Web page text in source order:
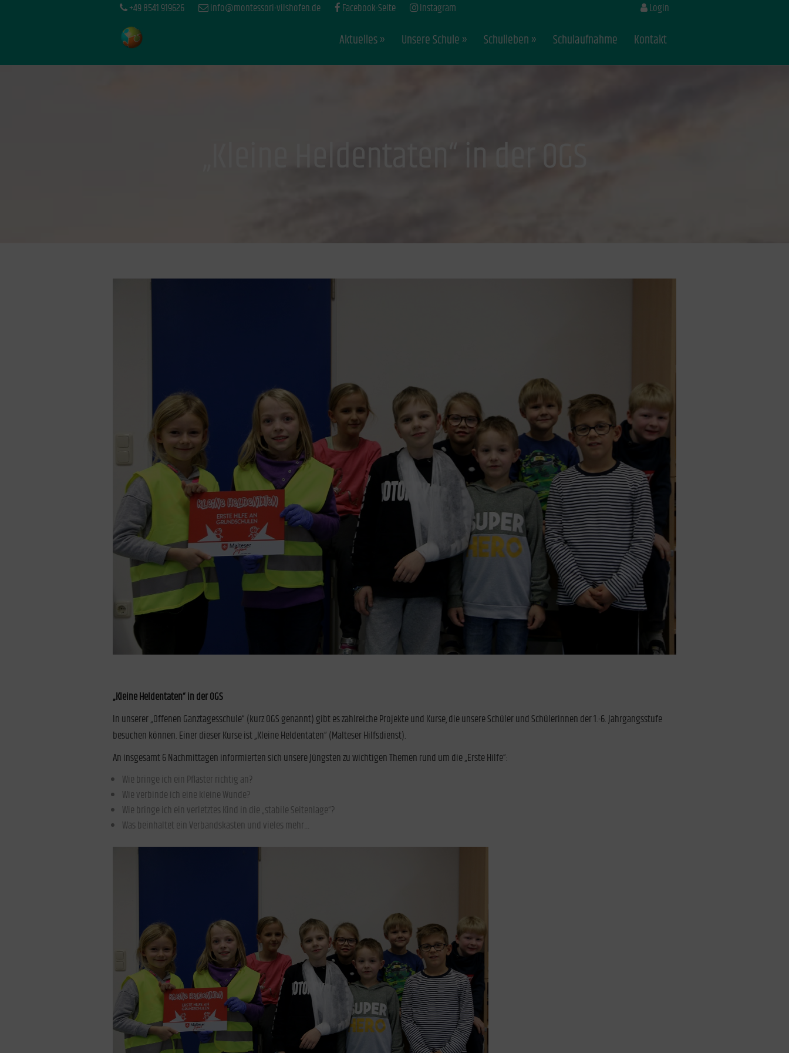
Login
+49 8541 919626 info@montessori-vilshofen.de Facebook-Seite Instagram
Aktuelles Unsere Schule Schulleben Schulaufnahme Kontakt
„Kleine Heldentaten“ in der OGS
„Kleine Heldentaten“ in der OGS
In unserer „Offenen Ganztagesschule“ (kurz OGS genannt) gibt es zahlreiche Projekte und Kurse, die unsere Schüler und Schülerinnen der 1.-6. Jahrgangsstufe
besuchen können. Einer dieser Kurse ist „Kleine Heldentaten“ (Malteser Hilfsdienst).
An insgesamt 6 Nachmittagen informierten sich unsere Jüngsten zu wichtigen Themen rund um die „Erste Hilfe“:
Wie bringe ich ein Pflaster richtig an?
Wie verbinde ich eine kleine Wunde?
Wie bringe ich ein verletztes Kind in die „stabile Seitenlage“?
Was beinhaltet ein Verbandskasten und vieles mehr…